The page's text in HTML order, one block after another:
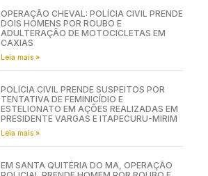
OPERAÇÃO CHEVAL: POLÍCIA CIVIL PRENDE
DOIS HOMENS POR ROUBO E
ADULTERAÇÃO DE MOTOCICLETAS EM
CAXIAS
Leia mais »
POLÍCIA CIVIL PRENDE SUSPEITOS POR
TENTATIVA DE FEMINICÍDIO E
ESTELIONATO EM AÇÕES REALIZADAS EM
PRESIDENTE VARGAS E ITAPECURU-MIRIM
Leia mais »
EM SANTA QUITÉRIA DO MA, OPERAÇÃO